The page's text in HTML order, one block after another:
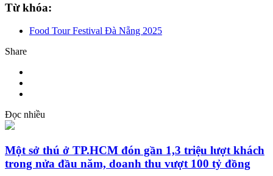
Từ khóa:
Food Tour Festival Đà Nẵng 2025
Share
Đọc nhiều
Một sở thú ở TP.HCM đón gần 1,3 triệu lượt khách
trong nửa đầu năm, doanh thu vượt 100 tỷ đồng